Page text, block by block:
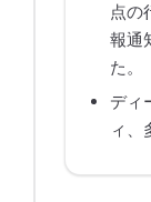
点の
報通
た。
ディ
ィ、